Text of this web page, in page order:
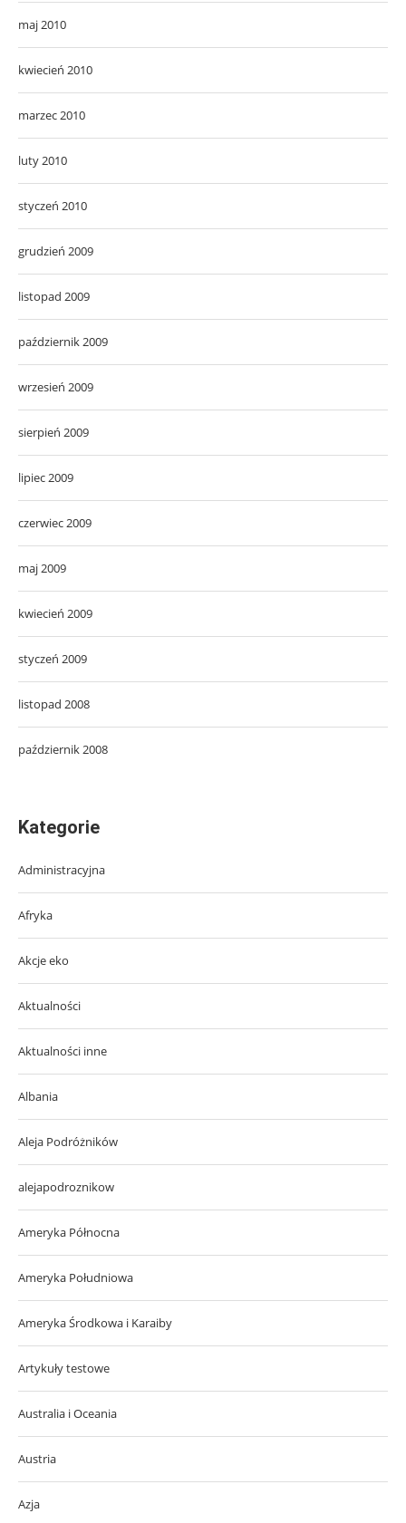
maj 2010
kwiecień 2010
marzec 2010
luty 2010
styczeń 2010
grudzień 2009
listopad 2009
październik 2009
wrzesień 2009
sierpień 2009
lipiec 2009
czerwiec 2009
maj 2009
kwiecień 2009
styczeń 2009
listopad 2008
październik 2008
Kategorie
Administracyjna
Afryka
Akcje eko
Aktualności
Aktualności inne
Albania
Aleja Podróżników
alejapodroznikow
Ameryka Północna
Ameryka Południowa
Ameryka Środkowa i Karaiby
Artykuły testowe
Australia i Oceania
Austria
Azja